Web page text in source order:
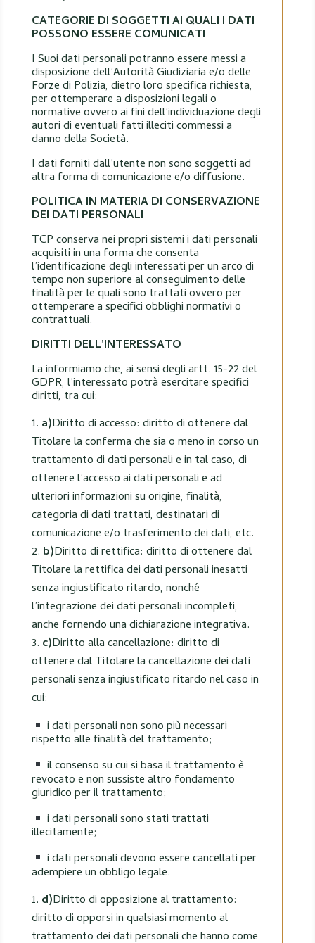
CATEGORIE DI SOGGETTI AI QUALI I DATI
POSSONO ESSERE COMUNICATI
I Suoi dati personali potranno essere messi a
disposizione dell’Autorità Giudiziaria e/o delle
Forze di Polizia, dietro loro specifica richiesta,
per ottemperare a disposizioni legali o
normative ovvero ai fini dell’individuazione degli
autori di eventuali fatti illeciti commessi a
danno della Società.
I dati forniti dall’utente non sono soggetti ad
altra forma di comunicazione e/o diffusione.
POLITICA IN MATERIA DI CONSERVAZIONE
DEI DATI PERSONALI
TCP conserva nei propri sistemi i dati personali
acquisiti in una forma che consenta
l’identificazione degli interessati per un arco di
tempo non superiore al conseguimento delle
finalità per le quali sono trattati ovvero per
ottemperare a specifici obblighi normativi o
contrattuali.
DIRITTI DELL’INTERESSATO
La informiamo che, ai sensi degli artt. 15-22 del
GDPR, l’interessato potrà esercitare specifici
diritti, tra cui:
a)Diritto di accesso: diritto di ottenere dal
Titolare la conferma che sia o meno in corso un
trattamento di dati personali e in tal caso, di
ottenere l’accesso ai dati personali e ad
ulteriori informazioni su origine, finalità,
categoria di dati trattati, destinatari di
comunicazione e/o trasferimento dei dati, etc.
b)Diritto di rettifica: diritto di ottenere dal
Titolare la rettifica dei dati personali inesatti
senza ingiustificato ritardo, nonché
l’integrazione dei dati personali incompleti,
anche fornendo una dichiarazione integrativa.
c)Diritto alla cancellazione: diritto di
ottenere dal Titolare la cancellazione dei dati
personali senza ingiustificato ritardo nel caso in
cui:
i dati personali non sono più necessari
rispetto alle finalità del trattamento;
il consenso su cui si basa il trattamento è
revocato e non sussiste altro fondamento
giuridico per il trattamento;
i dati personali sono stati trattati
illecitamente;
i dati personali devono essere cancellati per
adempiere un obbligo legale.
d)Diritto di opposizione al trattamento:
diritto di opporsi in qualsiasi momento al
trattamento dei dati personali che hanno come